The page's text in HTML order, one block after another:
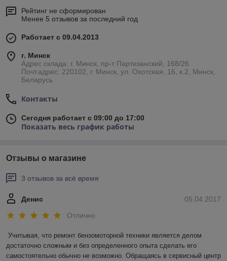
Рейтинг не сформирован
Менее 5 отзывов за последний год
Работает с 09.04.2013
г. Минск
Адрес склада: г. Минск, пр-т Партизанский, 168/26
Почт.адрес: 220102, г. Минск, ул. Охотская, 16, к.2, Минск,
Беларусь
Контакты
Сегодня работает с 09:00 до 17:00
Показать весь график работы
Отзывы о магазине
3 отзывов за всё время
05.04.2017
Денис
Отлично
Учитывая, что ремонт бензомоторной техники является делом
достаточно сложным и без определенного опыта сделать его
самостоятельно обычно не возможно. Обращаясь в сервисный центр